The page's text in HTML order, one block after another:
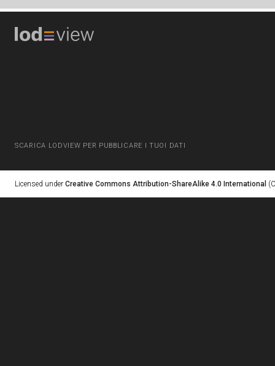
SCARICA LODVIEW PER PUBBLICARE I TUOI DATI
Licensed under Creative Commons Attribution-ShareAlike 4.0 International